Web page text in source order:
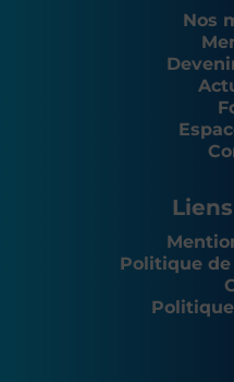
Nos
Politique